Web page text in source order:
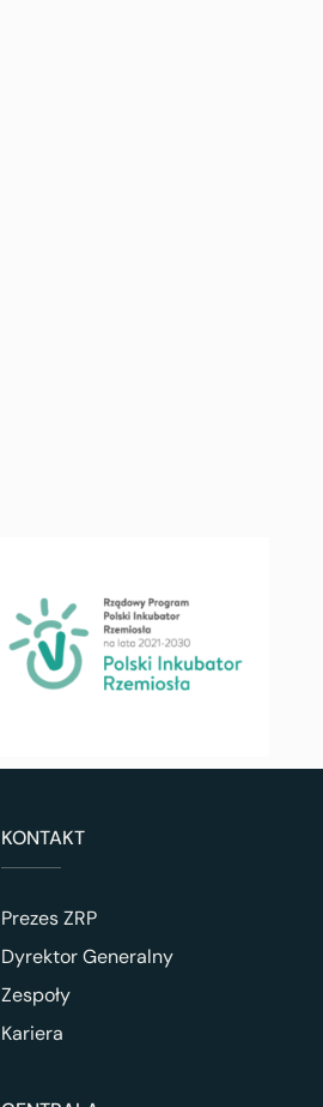
KONTAKT
Prezes ZRP
Dyrektor Generalny
Zespoły
Kariera